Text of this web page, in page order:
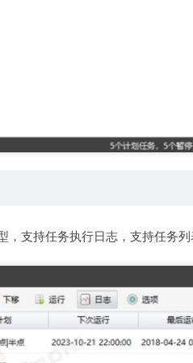
支持任务执行日志，支持任务列